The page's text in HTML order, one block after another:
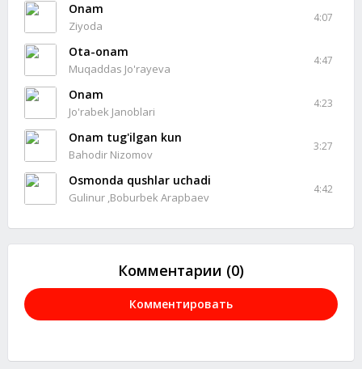
Onam
Ziyoda
4:07
Ota-onam
Muqaddas Jo'rayeva
4:47
Onam
Jo'rabek Janoblari
4:23
Onam tug'ilgan kun
Bahodir Nizomov
3:27
Osmonda qushlar uchadi
Gulinur ,Boburbek Arapbaev
4:42
Комментарии (0)
Комментировать